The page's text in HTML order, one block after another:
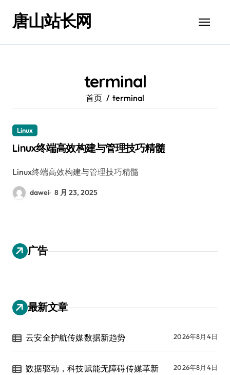
唐山站长网
terminal
首页 terminal
Linux
Linux终端高效构建与管理技巧精髓
Linux终端高效构建与管理技巧精髓
dawei 8 月 23, 2025
广告
最新文章
云安全护航传媒数据新趋势 2026年8月4日
数据驱动，科技赋能无障碍传媒革新 2026年8月4日